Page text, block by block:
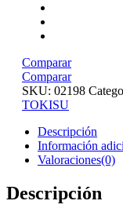
Comparar
Comparar
SKU: 02198
TOKISU
Descripción
Información
Valoraciones(0)
Descripción